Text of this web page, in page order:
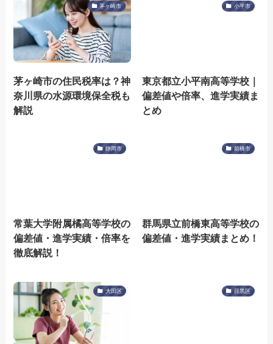
茅ヶ崎市
茅ヶ崎市の住民税率は？神
奈川県の水源環境保全税も
解説
小平市
東京都立小平南高等学校｜
偏差値や倍率、進学実績ま
とめ
静岡市
常葉大学附属橘高等学校の
偏差値・進学実績・倍率を
徹底解説！
前橋市
群馬県立前橋東高等学校の
偏差値・進学実績まとめ！
大田区 目黒区